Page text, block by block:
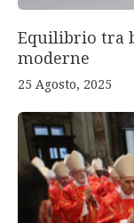
Equilibrio tra
moderne
25 Agosto, 2025